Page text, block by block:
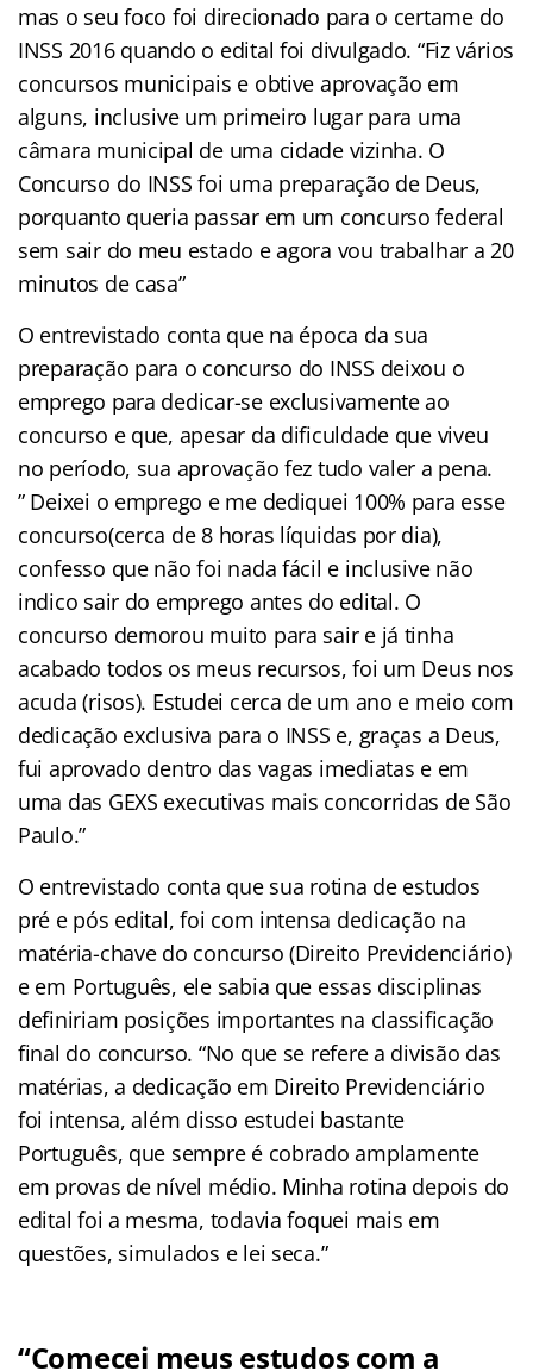
mas o seu foco foi direcionado para o certame do
INSS 2016 quando o edital foi divulgado. “Fiz vários
concursos municipais e obtive aprovação em
alguns, inclusive um primeiro lugar para uma
câmara municipal de uma cidade vizinha. O
Concurso do INSS foi uma preparação de Deus,
porquanto queria passar em um concurso federal
sem sair do meu estado e agora vou trabalhar a 20
minutos de casa”
O entrevistado conta que na época da sua
preparação para o concurso do INSS deixou o
emprego para dedicar-se exclusivamente ao
concurso e que, apesar da dificuldade que viveu
no período, sua aprovação fez tudo valer a pena.
” Deixei o emprego e me dediquei 100% para esse
concurso(cerca de 8 horas líquidas por dia),
confesso que não foi nada fácil e inclusive não
indico sair do emprego antes do edital. O
concurso demorou muito para sair e já tinha
acabado todos os meus recursos, foi um Deus nos
acuda (risos). Estudei cerca de um ano e meio com
dedicação exclusiva para o INSS e, graças a Deus,
fui aprovado dentro das vagas imediatas e em
uma das GEXS executivas mais concorridas de São
Paulo.”
O entrevistado conta que sua rotina de estudos
pré e pós edital, foi com intensa dedicação na
matéria-chave do concurso (Direito Previdenciário)
e em Português, ele sabia que essas disciplinas
definiriam posições importantes na classificação
final do concurso. “No que se refere a divisão das
matérias, a dedicação em Direito Previdenciário
foi intensa, além disso estudei bastante
Português, que sempre é cobrado amplamente
em provas de nível médio. Minha rotina depois do
edital foi a mesma, todavia foquei mais em
questões, simulados e lei seca.”
“Comecei meus estudos com a